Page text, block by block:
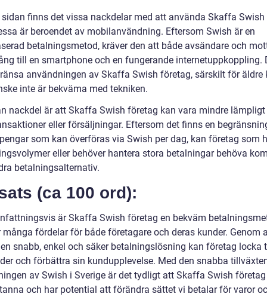
sidan finns det vissa nackdelar med att använda Skaffa
är beroendet av mobilanvändning. Eftersom Swish är en
betalningsmetod, kräver den att både avsändare och
till en smartphone och en fungerande internetuppkoppling.
användningen av Skaffa Swish företag, särskilt för äldre
inte är bekväma med tekniken.
nackdel är att Skaffa Swish företag kan vara mindre
eller försäljningar. Eftersom det finns en
som kan överföras via Swish per dag, kan företag som
eller behöver hantera stora betalningar behöva
betalningsalternativ.
(ca 100 ord):
är Skaffa Swish företag en bekväm
många fördelar för både företagare och deras kunder. Genom
snabb, enkel och säker betalningslösning kan företag locka
och förbättra sin kundupplevelse. Med den snabba
av Swish i Sverige är det tydligt att Skaffa Swish
och har potential att förändra sättet vi betalar för varor